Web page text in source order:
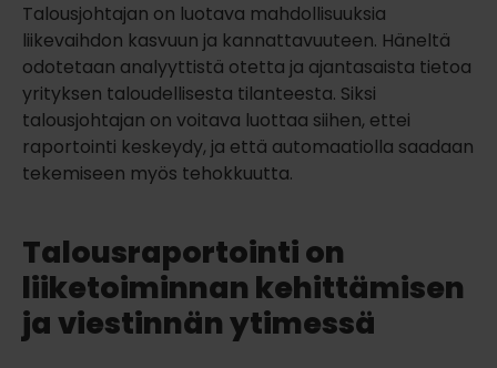
Talousjohtajan on luotava mahdollisuuksia
liikevaihdon kasvuun ja kannattavuuteen. Häneltä
odotetaan analyyttistä otetta ja ajantasaista tietoa
yrityksen taloudellisesta tilanteesta. Siksi
talousjohtajan on voitava luottaa siihen, ettei
raportointi keskeydy, ja että automaatiolla saadaan
tekemiseen myös tehokkuutta.
Talousraportointi on
liiketoiminnan kehittämisen
ja viestinnän ytimessä